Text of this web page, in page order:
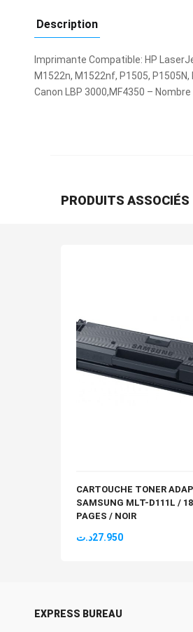
Description
Imprimante Compatible: HP
M1522n, M1522nf, P1505,
Canon LBP 3000,MF4350 –
PRODUITS ASSOCIÉS
CARTOUCHE TONER
SAMSUNG MLT-D111L /
PAGES / NOIR
27.950د.ت
EXPRESS BUREAU